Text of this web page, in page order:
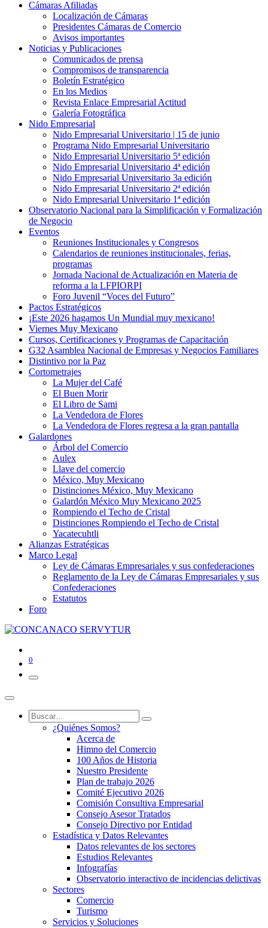
Cámaras Afiliadas
Localización de Cámaras
Presidentes Cámaras de Comercio
Avisos importantes
Noticias y Publicaciones
Comunicados de prensa
Compromisos de transparencia
Boletín Estratégico
En los Medios
Revista Enlace Empresarial Actitud
Galería Fotográfica
Nido Empresarial
Nido Empresarial Universitario | 15 de junio
Programa Nido Empresarial Universitario
Nido Empresarial Universitario 5ª edición
Nido Empresarial Universitario 4ª edición
Nido Empresarial Universitario 3a edición
Nido Empresarial Universitario 2ª edición
Nido Empresarial Universitario 1ª edición
Observatorio Nacional para la Simplificación y Formalización
de Negocio
Eventos
Reuniones Institucionales y Congresos
Calendarios de reuniones institucionales, ferias,
programas
Jornada Nacional de Actualización en Materia de
reforma a la LFPIORPI
Foro Juvenil “Voces del Futuro”
Pactos Estratégicos
¡Este 2026 hagamos Un Mundial muy mexicano!
Viernes Muy Mexicano
Cursos, Certificaciones y Programas de Capacitación
G32 Asamblea Nacional de Empresas y Negocios Familiares
Distintivo por la Paz
Cortometrajes
La Mujer del Café
El Buen Morir
El Libro de Sami
La Vendedora de Flores
La Vendedora de Flores regresa a la gran pantalla
Galardones
Árbol del Comercio
Aulex
Llave del comercio
México, Muy Mexicano
Distinciones México, Muy Mexicano
Galardón México Muy Mexicano 2025
Rompiendo el Techo de Cristal
Distinciones Rompiendo el Techo de Cristal
Yacatecuhtli
Alianzas Estratégicas
Marco Legal
Ley de Cámaras Empresariales y sus confederaciones
Reglamento de la Ley de Cámaras Empresariales y sus
Confederaciones
Estatutos
Foro
0
¿Quiénes Somos?
Acerca de
Himno del Comercio
100 Años de Historia
Nuestro Presidente
Plan de trabajo 2026
Comité Ejecutivo 2026
Comisión Consultiva Empresarial
Consejo Asesor Tratados
Consejo Directivo por Entidad
Estadística y Datos Relevantes
Datos relevantes de los sectores
Estudios Relevantes
Infografías
Observatorio interactivo de incidencias delictivas
Sectores
Comercio
Turismo
Servicios y Soluciones